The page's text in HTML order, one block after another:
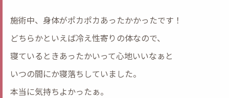
施術中、身体がポカポカあったかかったです！
どちらかといえば冷え性寄りの体なので、
寝ているときあったかいって心地いいなぁと
いつの間にか寝落ちしていました。
本当に気持ちよかったぁ。